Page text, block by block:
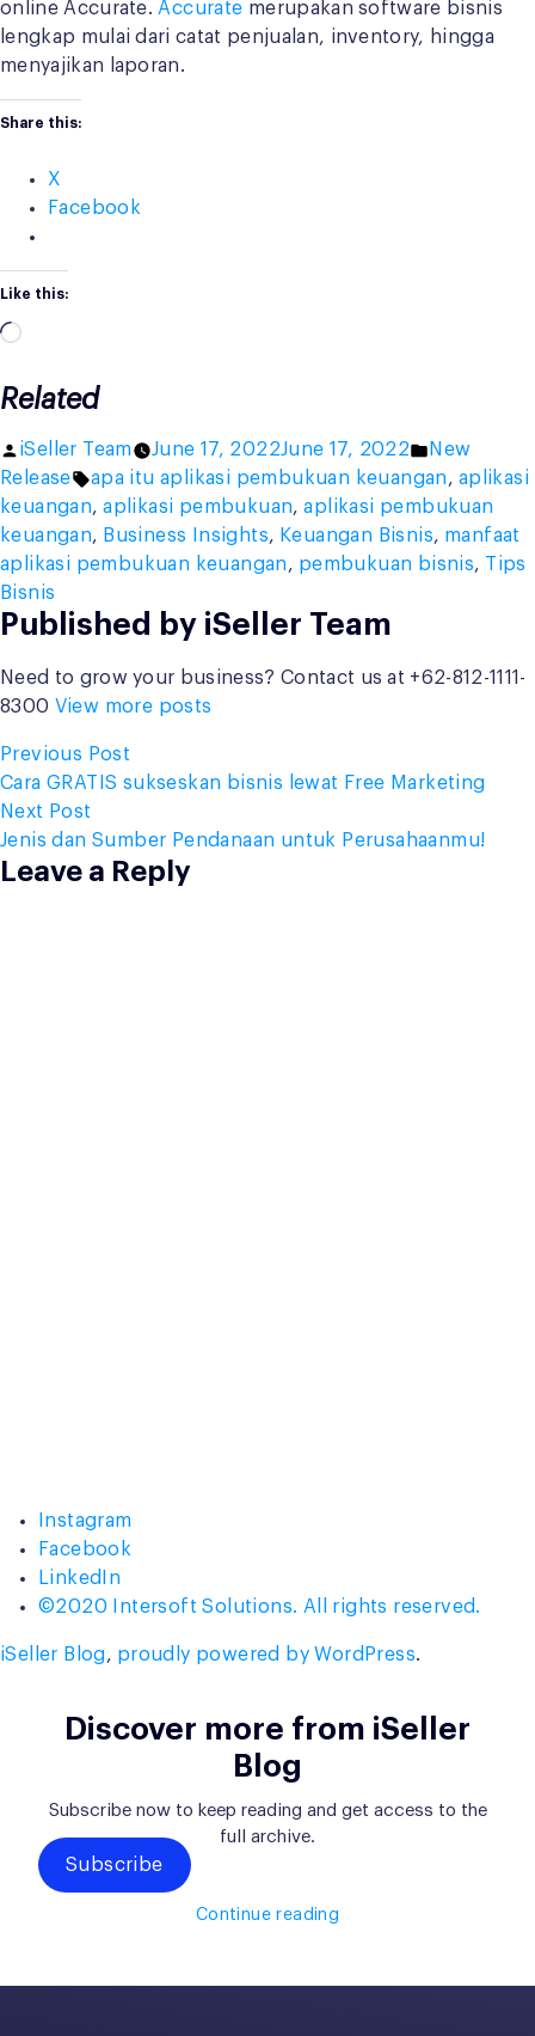
online Accurate. Accurate merupakan software bisnis
lengkap mulai dari catat penjualan, inventory, hingga
menyajikan laporan.
Share this:
X
Facebook
Like this:
Loading…
Related
Posted
by
iSeller Team June 17, 2022June 17, 2022
Posted
in
New
Release
Tags:
apa itu aplikasi pembukuan keuangan, aplikasi
keuangan,aplikasi pembukuan,aplikasi pembukuan
keuangan, Business Insights, Keuangan Bisnis, manfaat
aplikasi pembukuan keuangan, pembukuan bisnis, Tips
Bisnis
Published by iSeller Team
Need to grow your business? Contact us at +62-812-1111-
8300 View more posts
Post
navigation
Previous Post
post:
Cara GRATIS sukseskan bisnis lewat Free Marketing
Next Post
post:
Jenis dan Sumber Pendanaan untuk Perusahaanmu!
Leave a Reply
Instagram
Facebook
LinkedIn
©2020 Intersoft Solutions. All rights reserved.
iSeller Blog, proudly powered by WordPress.
Discover more from iSeller
Blog
Subscribe now to keep reading and get access to the
full archive.
Subscribe
Continue reading